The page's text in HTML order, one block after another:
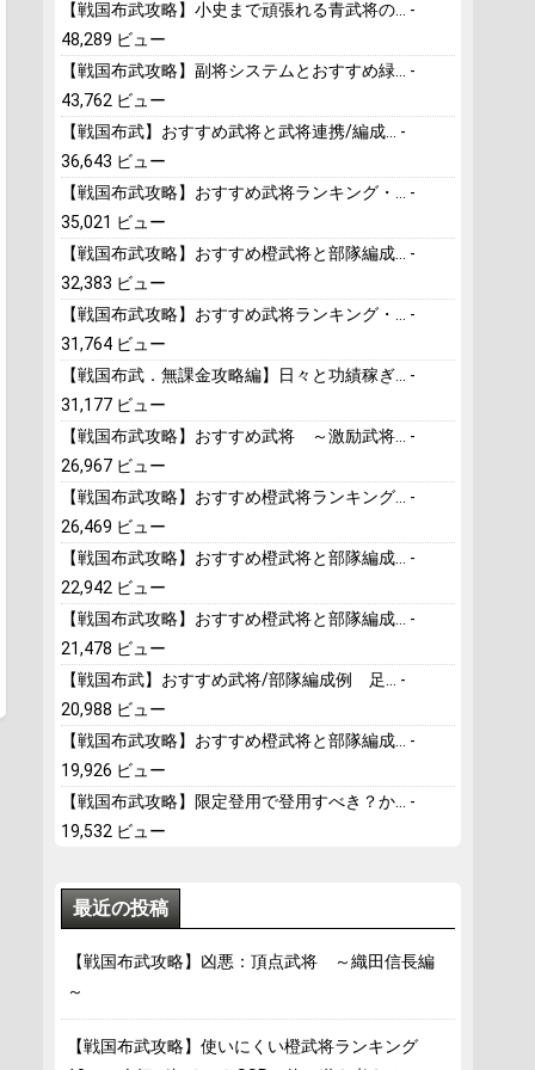
【戦国布武攻略】小史まで頑張れる青武将の...
-
48,289 ビュー
【戦国布武攻略】副将システムとおすすめ緑...
-
43,762 ビュー
【戦国布武】おすすめ武将と武将連携/編成...
-
36,643 ビュー
【戦国布武攻略】おすすめ武将ランキング・...
-
35,021 ビュー
【戦国布武攻略】おすすめ橙武将と部隊編成...
-
32,383 ビュー
【戦国布武攻略】おすすめ武将ランキング・...
-
31,764 ビュー
【戦国布武．無課金攻略編】日々と功績稼ぎ...
-
31,177 ビュー
【戦国布武攻略】おすすめ武将 ～激励武将...
-
26,967 ビュー
【戦国布武攻略】おすすめ橙武将ランキング...
-
26,469 ビュー
【戦国布武攻略】おすすめ橙武将と部隊編成...
-
22,942 ビュー
【戦国布武攻略】おすすめ橙武将と部隊編成...
-
21,478 ビュー
【戦国布武】おすすめ武将/部隊編成例 足...
-
20,988 ビュー
【戦国布武攻略】おすすめ橙武将と部隊編成...
-
19,926 ビュー
【戦国布武攻略】限定登用で登用すべき？か...
-
19,532 ビュー
最近の投稿
【戦国布武攻略】凶悪：頂点武将 ～織田信長編
～
【戦国布武攻略】使いにくい橙武将ランキング